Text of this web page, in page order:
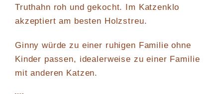
Truthahn roh und gekocht. Im Katzenklo
akzeptiert am besten Holzstreu.
Ginny würde zu einer ruhigen Familie ohne
Kinder passen, idealerweise zu einer Familie
mit anderen Katzen.